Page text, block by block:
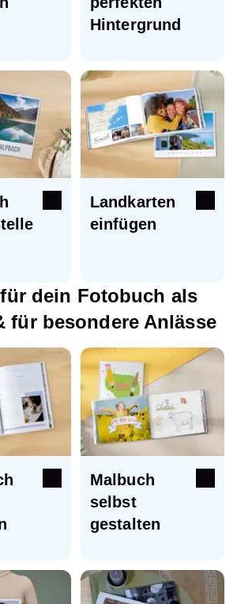
Hintergrund
Landkarten
einfügen
dein Fotobuch als
für besondere Anlässe
Malbuch
selbst
gestalten